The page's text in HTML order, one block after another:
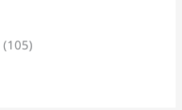
(105)